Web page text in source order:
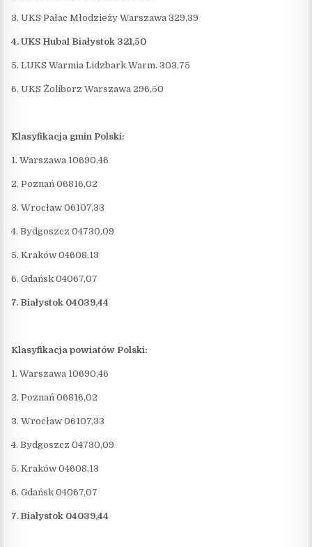
3. UKS Pałac Młodzieży Warszawa 329,39
4. UKS Hubal Białystok 321,50
5. LUKS Warmia Lidzbark Warm. 303,75
6. UKS Żoliborz Warszawa 296,50
Klasyfikacja gmin Polski:
1. Warszawa 10690,46
2. Poznań 06816,02
3. Wrocław 06107,33
4. Bydgoszcz 04730,09
5. Kraków 04608,13
6. Gdańsk 04067,07
7. Białystok 04039,44
Klasyfikacja powiatów Polski:
1. Warszawa 10690,46
2. Poznań 06816,02
3. Wrocław 06107,33
4. Bydgoszcz 04730,09
5. Kraków 04608,13
6. Gdańsk 04067,07
7. Białystok 04039,44